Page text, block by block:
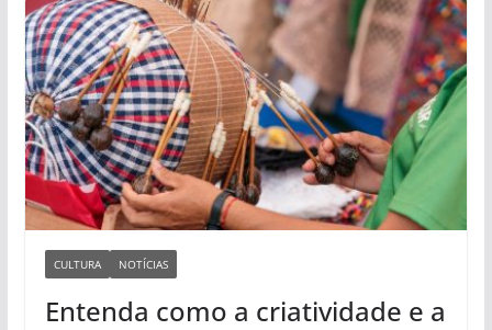
CULTURA NOTÍCIAS
Entenda como a criatividade e a